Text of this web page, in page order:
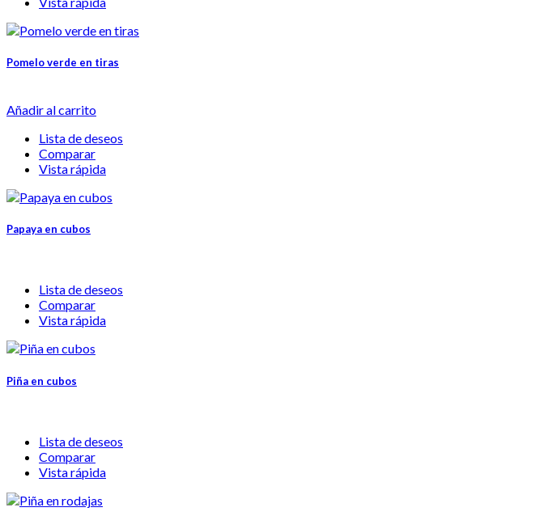
Pomelo verde en tiras
Añadir al carrito
Lista de deseos
Comparar
Vista rápida
Papaya en cubos
Lista de deseos
Comparar
Vista rápida
Piña en cubos
Lista de deseos
Comparar
Vista rápida